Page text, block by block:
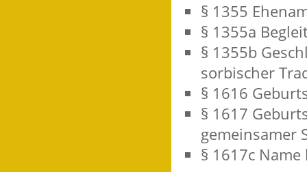
§ 1355
§ 1355a
§ 1355b
sorbischer
§ 1616
§ 1617
gemeinsamer
§ 1617c